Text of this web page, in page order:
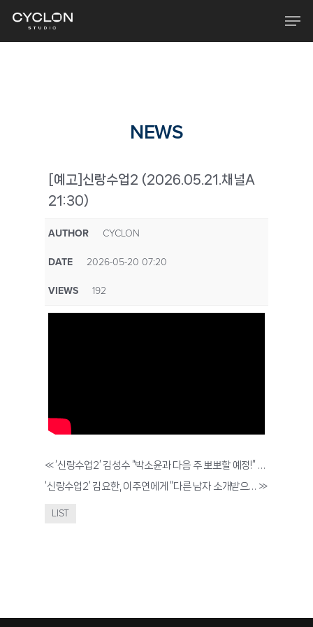
main
NEWS
[예고]신랑수업2 (2026.05.21.채널A
21:30)
AUTHOR
CYCLON
DATE
2026-05-20 07:20
VIEWS
192
«
‘신랑수업2’ 김성수 “박소윤과 다음 주 뽀뽀할 예정!” 기습 스킨십 선포?…어머니에게 박소윤 소개 ‘친밀감↑’
‘신랑수업2’ 김요한, 이주연에게 “다른 남자 소개받으면 배신! 우린 지금 사귀기 전 ‘삼귀는’ 사이~” »
LIST